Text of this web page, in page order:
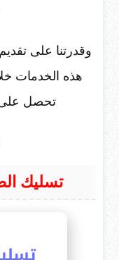
وقدرتنا على
هذه الخدمات
تحصل على
تسليك